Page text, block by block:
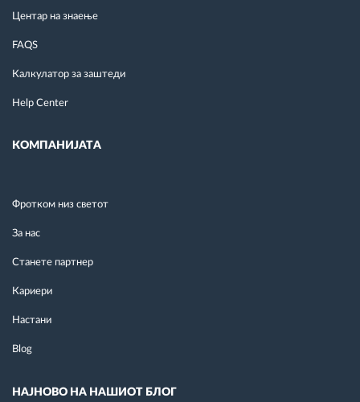
Центар на знаење
FAQS
Калкулатор за заштеди
Help Center
КОМПАНИЈАТА
Фротком низ светот
За нас
Станете партнер
Кариери
Настани
Blog
НАЈНОВО НА НАШИОТ БЛОГ